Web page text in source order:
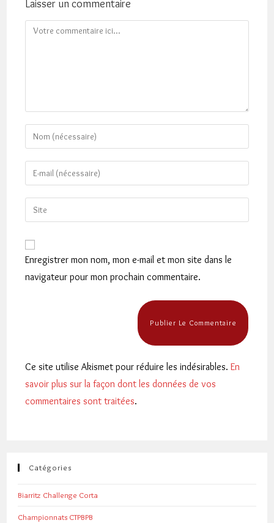
Laisser un commentaire
Comment
Enter
your
name
comment
Enter
your
email
address
Saisir
l’URL
votre
site
(facultatif)
Enregistrer mon nom, mon e-mail et mon site dans le
navigateur pour mon prochain commentaire.
Ce site utilise Akismet pour réduire les indésirables.En
savoir plus sur la façon dont les données de vos
commentaires sont traitées.
Catégories
Biarritz Challenge Corta
Championnats CTPBPB